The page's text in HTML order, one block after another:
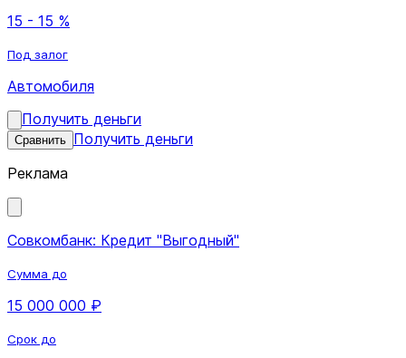
15 - 15 %
Под залог
Автомобиля
Получить деньги
Сравнить Получить деньги
Реклама
Совкомбанк: Кредит "Выгодный"
Сумма до
15 000 000 ₽
Срок до